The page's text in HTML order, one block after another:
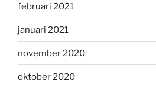
februari 2021
januari 2021
november 2020
oktober 2020